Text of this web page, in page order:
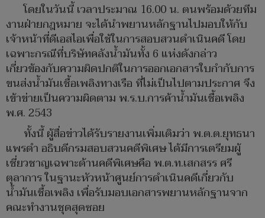
โดยในวันนี้ เวลาประมาณ 16.00 น. ตนพร้อมด้วยทีม
งานฝ่ายกฎหมาย จะได้นำพยานหลักฐานไปมอบให้กับ
เจ้าหน้าที่ดีเอสไอเพื่อใช้ในการสอบสวนดำเนินคดี โดย
เฉพาะกรณีที่บริษัทคลังน้ำมันทั้ง 6 แห่งดังกล่าว
เกี่ยวข้องกับความผิดปกติในการออกเอกสารใบกำกับการ
ขนส่งน้ำมันเชื้อเพลิงทางเรือ ที่ไม่เป็นไปตามประกาศ จึง
เข้าข่ายเป็นความผิดตาม พ.ร.บ.การค้าน้ำมันเชื้อเพลิง
พ.ศ. 2543
ทั้งนี้ ผู้สื่อข่าวได้รับรายงานเพิ่มเติมว่า พ.ต.ต.ยุทธนา
แพรดำ อธิบดีกรมสอบสวนคดีพิเศษ ได้มีการเตรียมผู้
เชี่ยวชาญเฉพาะด้านคดีพิเศษคือ พ.ต.ท.เสกสรร ศรี
ตุลาการ ในฐานะหัวหน้าศูนย์การดำเนินคดีเกี่ยวกับ
น้ำมันเชื้อเพลิง เพื่อรับมอบเอกสารพยานหลักฐานจาก
คณะทำงานชุดสุดซอย